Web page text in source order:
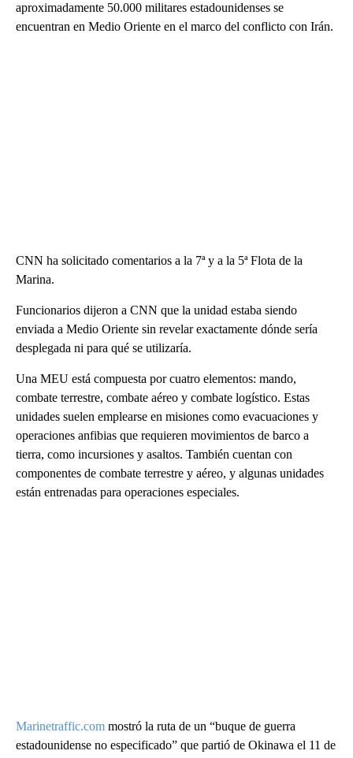
aproximadamente 50.000 militares estadounidenses se
encuentran en Medio Oriente en el marco del conflicto con Irán.
CNN ha solicitado comentarios a la 7ª y a la 5ª Flota de la
Marina.
Funcionarios dijeron a CNN que la unidad estaba siendo
enviada a Medio Oriente sin revelar exactamente dónde sería
desplegada ni para qué se utilizaría.
Una MEU está compuesta por cuatro elementos: mando,
combate terrestre, combate aéreo y combate logístico. Estas
unidades suelen emplearse en misiones como evacuaciones y
operaciones anfibias que requieren movimientos de barco a
tierra, como incursiones y asaltos. También cuentan con
componentes de combate terrestre y aéreo, y algunas unidades
están entrenadas para operaciones especiales.
Marinetraffic.com mostró la ruta de un “buque de guerra
estadounidense no especificado” que partió de Okinawa el 11 de